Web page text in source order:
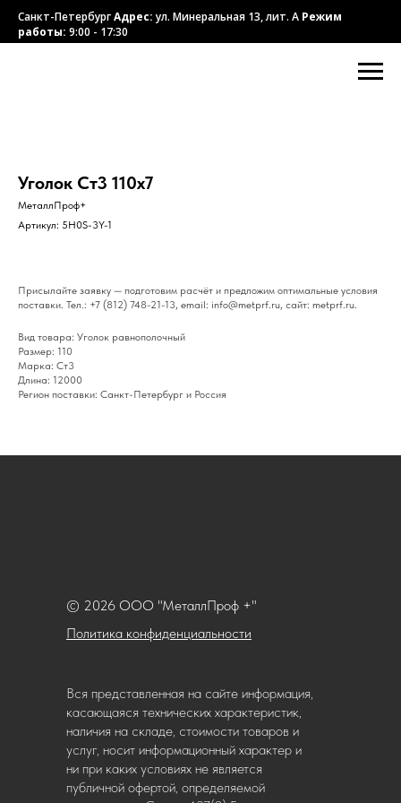
Санкт-ПетербургАдрес:ул. Минеральная 13, лит. А Режим
работы: 9:00 - 17:30
Уголок Ст3 110х7
МеталлПроф+
Артикул: 5H0S-3Y-1
Присылайте заявку — подготовим расчёт и предложим оптимальные условия
поставки. Тел.: +7 (812) 748-21-13, email: info@metprf.ru, сайт: metprf.ru.
Вид товара: Уголок равнополочный
Размер: 110
Марка: Ст3
Длина: 12000
Регион поставки: Санкт-Петербург и Россия
Политика конфиденциальности
© 2026 ООО "МеталлПроф +"
Вся представленная на сайте информация,
касающаяся технических характеристик,
наличия на складе, стоимости товаров и
услуг, носит информационный характер и
ни при каких условиях не является
публичной офертой, определяемой